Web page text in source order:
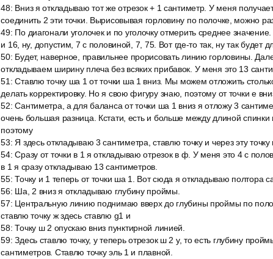
48: Вниз я откладываю тот же отрезок + 1 сантиметр. У меня
соединить 2 эти точки. Вырисовывая горловину по полочке, можно
49: По диагонали уголочек и по уголочку отмерить среднее
и 16, ну, допустим, 7 с половиной, 7, 75. Вот где-то так, ну так будет
50: Будет, наверное, правильнее прорисовать линию горловины.
откладываем ширину плеча без всяких прибавок. У меня это 13
51 :Ставлю точку ша 1 от точки ша 1 вниз. Мы можем отложить
делать корректировку. Но я свою фигуру знаю, поэтому от точки е
52:Сантиметра, а для баланса от точки ша 1 вниз я отложу 3
очень большая разница. Кстати, есть и больше между длиной
поэтому
53: Я здесь откладываю 3 сантиметра, ставлю точку и через эту точку
54:Сразу от точки в 1 я откладываю отрезок в ф. У меня это 4 с
в 1 я сразу откладываю 13 сантиметров.
55:Точку и 1 теперь от точки ша 1. Вот сюда я откладываю полтора
56: Ша, 2 вниз я откладываю глубину проймы.
57: Центральную линию поднимаю вверх до глубины проймы по
ставлю точку ж здесь ставлю g1 и
58:Точку ш 2 опускаю вниз пунктирной линией.
59:Здесь ставлю точку, у теперь отрезок ш 2 у, то есть глубину
сантиметров. Ставлю точку эль 1 и плавной.